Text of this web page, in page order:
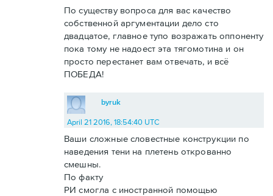
По существу вопроса для вас качество
собственной аргументации дело сто
двадцатое, главное тупо возражать оппоненту
пока тому не надоест эта тягомотина и он
просто перестанет вам отвечать, и всё
ПОБЕДА!
byruk
April 21 2016, 18:54:40 UTC
Ваши сложные словестные конструкции по
наведения тени на плетень открованно
смешны.
По факту
РИ смогла с иностранной помощью